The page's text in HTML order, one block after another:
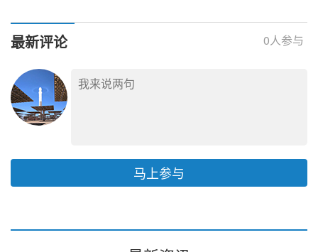
最新评论 0人参与
马上参与